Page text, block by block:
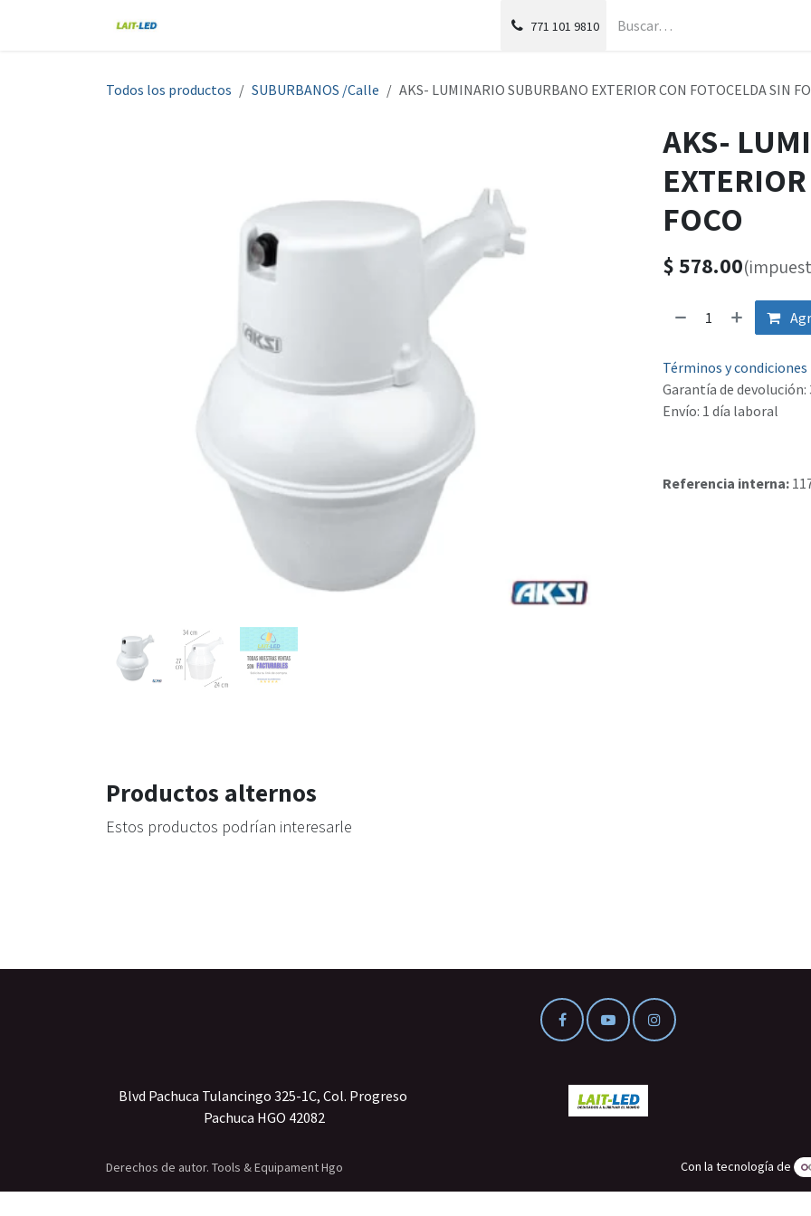
771 101 9810
Todos los productos SUBURBANOS /Calle AKS- LUMINARIO SUBURBANO EXTERIOR CON FOTOCELDA SIN
AKS-
FOCO
$578.00
Términos y condiciones
Garantía de devolución:
Envío: 1 día laboral
Referencia interna:
Productos alternos
Estos productos podrían interesarle
Blvd Pachuca Tulancingo 325-1C, Col. Progreso
Pachuca HGO 42082
Derechos de autor. Tools & Equipament Hgo Con la tecnología de